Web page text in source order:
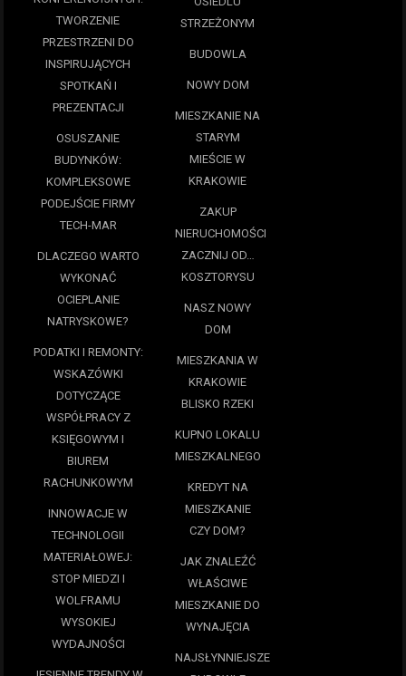
TWORZENIE
PRZESTRZENI DO
INSPIRUJĄCYCH
SPOTKAŃ I
PREZENTACJI
OSUSZANIE
BUDYNKÓW:
KOMPLEKSOWE
PODEJŚCIE FIRMY
TECH-MAR
DLACZEGO WARTO
WYKONAĆ
OCIEPLANIE
NATRYSKOWE?
PODATKI I REMONTY:
WSKAZÓWKI
DOTYCZĄCE
WSPÓŁPRACY Z
KSIĘGOWYM I
BIUREM
RACHUNKOWYM
INNOWACJE W
TECHNOLOGII
MATERIAŁOWEJ:
STOP MIEDZI I
WOLFRAMU
WYSOKIEJ
WYDAJNOŚCI
STRZEŻONYM
BUDOWLA
NOWY DOM
MIESZKANIE NA
STARYM
MIEŚCIE W
KRAKOWIE
ZAKUP
NIERUCHOMOŚCI
ZACZNIJ OD…
KOSZTORYSU
NASZ NOWY
DOM
MIESZKANIA W
KRAKOWIE
BLISKO RZEKI
KUPNO LOKALU
MIESZKALNEGO
KREDYT NA
MIESZKANIE
CZY DOM?
JAK ZNALEŹĆ
WŁAŚCIWE
MIESZKANIE DO
WYNAJĘCIA
NAJSŁYNNIEJSZE